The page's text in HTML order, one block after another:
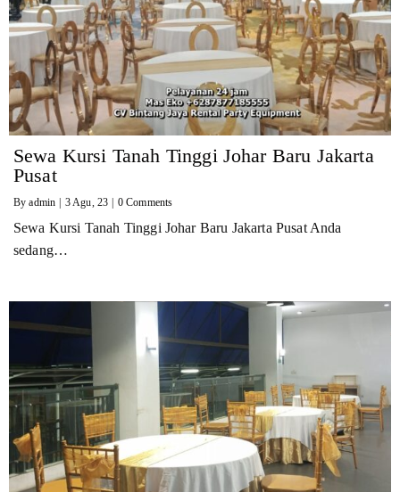
Sewa Kursi Tanah Tinggi Johar Baru Jakarta
Pusat
Byadmin | 3Agu, 23 | 0 Comments
Sewa Kursi Tanah Tinggi Johar Baru Jakarta Pusat Anda
sedang…